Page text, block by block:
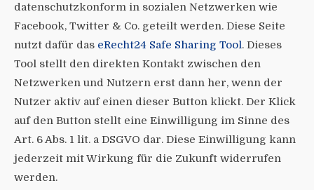
datenschutzkonform in sozialen Netzwerken wie
Facebook, Twitter & Co. geteilt werden. Diese Seite
nutzt dafür das eRecht24 Safe Sharing Tool. Dieses
Tool stellt den direkten Kontakt zwischen den
Netzwerken und Nutzern erst dann her, wenn der
Nutzer aktiv auf einen dieser Button klickt. Der Klick
auf den Button stellt eine Einwilligung im Sinne des
Art. 6 Abs. 1 lit. a DSGVO dar. Diese Einwilligung kann
jederzeit mit Wirkung für die Zukunft widerrufen
werden.